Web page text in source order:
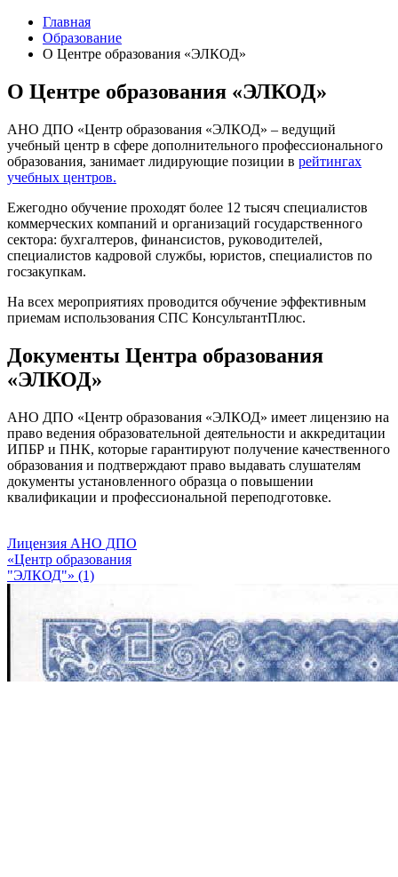
Главная
Образование
О Центре образования «ЭЛКОД»
О Центре образования «ЭЛКОД»
АНО ДПО «Центр образования «ЭЛКОД» – ведущий
учебный центр в сфере дополнительного профессионального
образования, занимает лидирующие позиции в рейтингах
учебных центров.
Ежегодно обучение проходят более 12 тысяч специалистов
коммерческих компаний и организаций государственного
сектора: бухгалтеров, финансистов, руководителей,
специалистов кадровой службы, юристов, специалистов по
госзакупкам.
На всех мероприятиях проводится обучение эффективным
приемам использования СПС КонсультантПлюс.
Документы Центра образования
«ЭЛКОД»
АНО ДПО «Центр образования «ЭЛКОД» имеет лицензию на
право ведения образовательной деятельности и аккредитации
ИПБР и ПНК, которые гарантируют получение качественного
образования и подтверждают право выдавать слушателям
документы установленного образца о повышении
квалификации и профессиональной переподготовке.
Лицензия АНО ДПО
«Центр образования
"ЭЛКОД"» (1)